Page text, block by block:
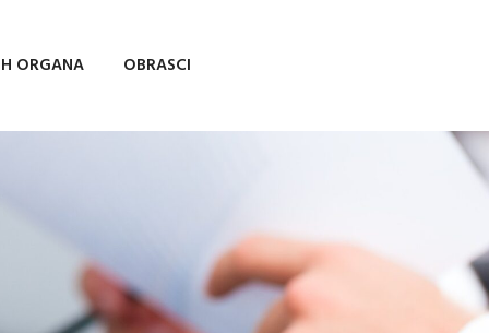
ORGANA OBRASCI